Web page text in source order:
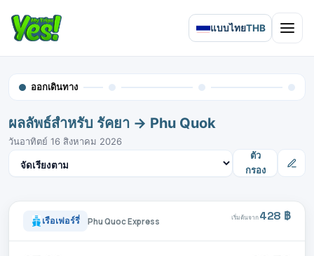
แบบไทยTHB Open
ออกเดินทาง
ผลลัพธ์สำหรับ รัคยา → Phu Quok
วันอาทิตย์ 16 สิงหาคม 2026
ตัว
กรอง
จัดเรียงผลลัพธ์
เรือเฟอร์รี่ Phu Quoc Express เริ่มต้นจาก428 ฿